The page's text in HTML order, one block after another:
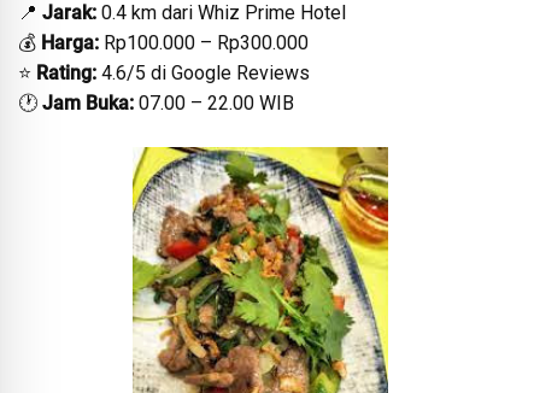
📍 Jarak: 0.4 km dari Whiz Prime Hotel
💰 Harga: Rp100.000 – Rp300.000
⭐ Rating: 4.6/5 di Google Reviews
🕐 Jam Buka: 07.00 – 22.00 WIB